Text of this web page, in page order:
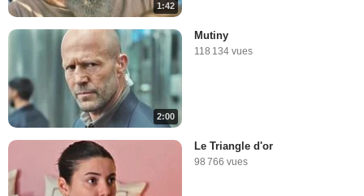
1:42
2:00
Mutiny
118 134 vues
Le Triangle d'or
98 766 vues